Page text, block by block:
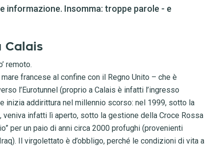
informazione. Insomma: troppe parole - e
Calais
remoto.
francese al confine con il Regno Unito – che è
l’Eurotunnel (proprio a Calais è infatti l’ingresso
inizia addirittura nel millennio scorso: nel 1999, sotto la
infatti lì aperto, sotto la gestione della Croce Rossa
per un paio di anni circa 2000 profughi (provenienti
Il virgolettato è d’obbligo, perché le condizioni di vita a